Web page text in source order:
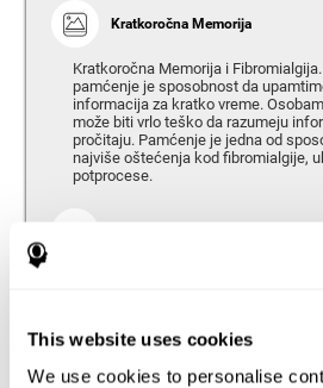
This website uses cookies
We use cookies to personalise
Kratkoročna Memorija
Kratkoročna Memorija i
pamćenje je sposobnost da
informacija za kratko vreme.
može biti vrlo teško da razumeju
pročitaju. Pamćenje je jedna od
najviše oštećenja kod fibromialgije,
potprocese.
Radna memorija se može definisati
složenih kognitivnih zadataka kao
govora, čitanje, matematičke veštine,
rasuđivanje. Ljudi koji pate od
radnu memoriju u odnosu na ljude